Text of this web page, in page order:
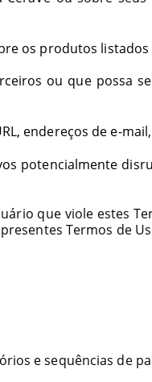
os produtos listados
ou que possa
endereços de e-
potencialmente
que viole estes
Termos de
e sequências de